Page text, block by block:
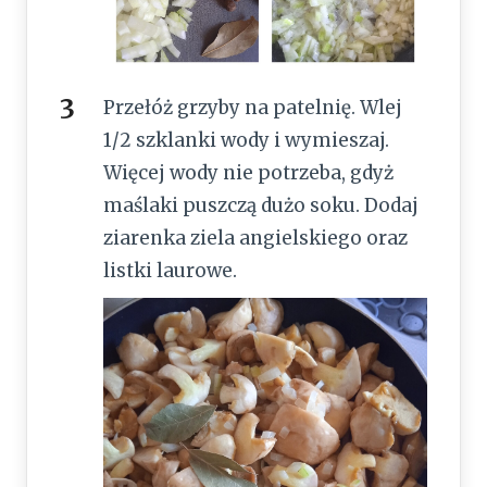
Przełóż grzyby na patelnię. Wlej
1/2 szklanki wody i wymieszaj.
Więcej wody nie potrzeba, gdyż
maślaki puszczą dużo soku. Dodaj
ziarenka ziela angielskiego oraz
listki laurowe.